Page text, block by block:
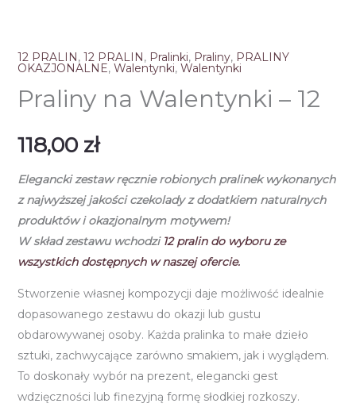
12 PRALIN, 12 PRALIN, Pralinki, Praliny, PRALINY
OKAZJONALNE, Walentynki, Walentynki
Praliny na Walentynki – 12
118,00 zł
Elegancki zestaw ręcznie robionych pralinek wykonanych
z najwyższej jakości czekolady z dodatkiem naturalnych
produktów i okazjonalnym motywem!
W skład zestawu wchodzi12pralin do wyboru ze
wszystkich dostępnych w naszej ofercie.
Stworzenie własnej kompozycji daje możliwość idealnie
dopasowanego zestawu do okazji lub gustu
obdarowywanej osoby. Każda pralinka to małe dzieło
sztuki, zachwycające zarówno smakiem, jak i wyglądem.
To doskonały wybór na prezent, elegancki gest
wdzięczności lub finezyjną formę słodkiej rozkoszy.